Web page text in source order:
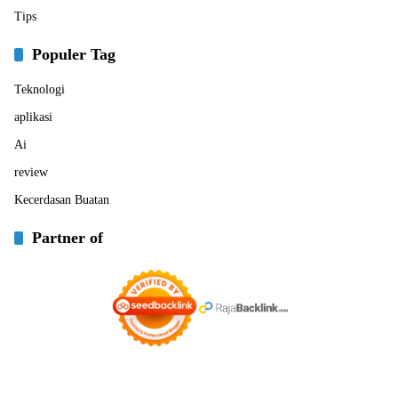
Tips
Populer Tag
Teknologi
aplikasi
Ai
review
Kecerdasan Buatan
Partner of